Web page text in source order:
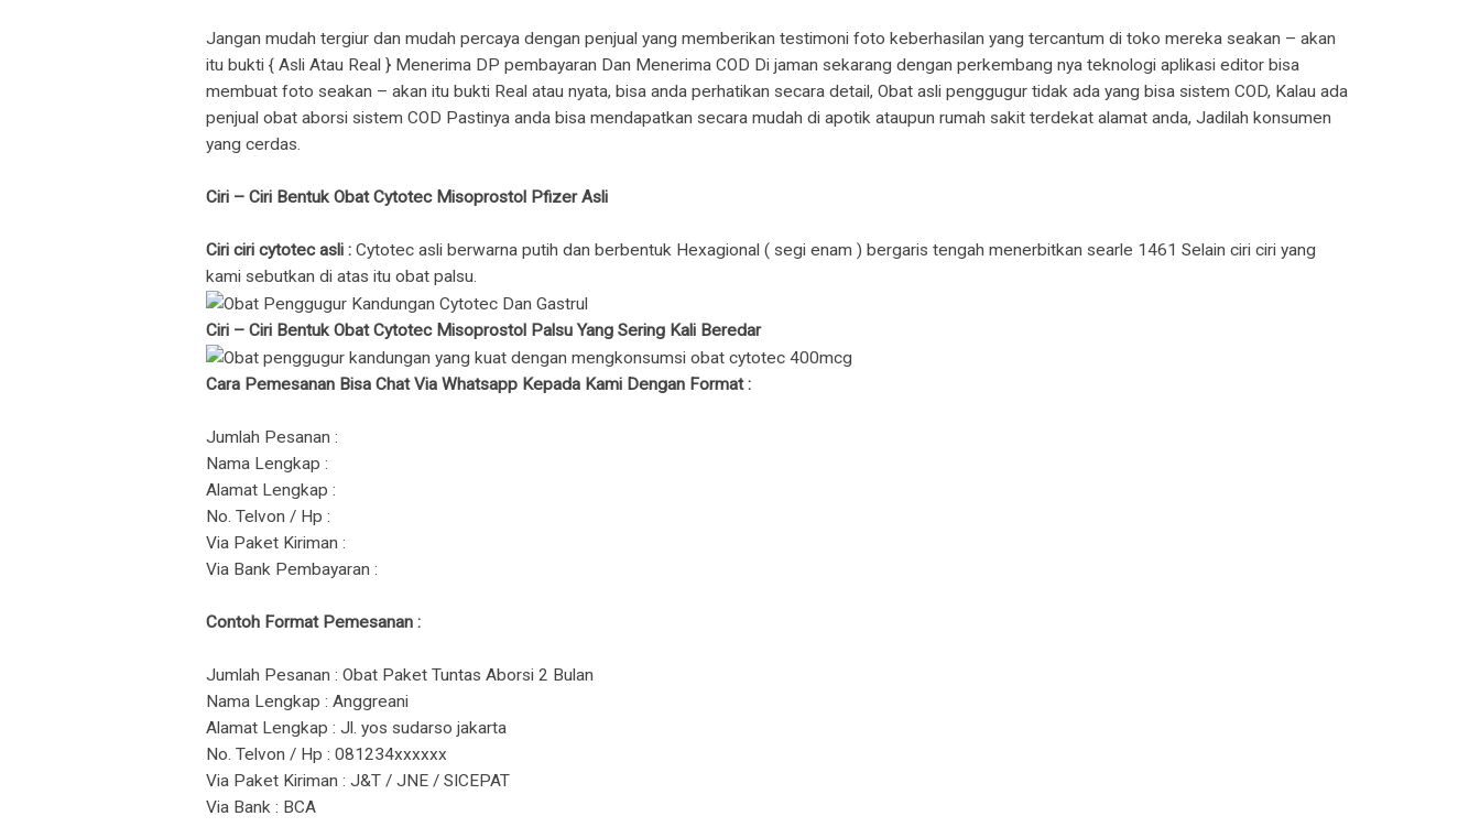
Jangan mudah tergiur dan mudah percaya dengan penjual yang memberikan testimoni foto keberhasilan yang tercantum di toko mereka seakan – akan
itu bukti { Asli Atau Real } Menerima DP pembayaran Dan Menerima COD Di jaman sekarang dengan perkembang nya teknologi aplikasi editor bisa
membuat foto seakan – akan itu bukti Real atau nyata, bisa anda perhatikan secara detail, Obat asli penggugur tidak ada yang bisa sistem COD, Kalau ada
penjual obat aborsi sistem COD Pastinya anda bisa mendapatkan secara mudah di apotik ataupun rumah sakit terdekat alamat anda, Jadilah konsumen
yang cerdas.
Ciri – Ciri Bentuk Obat Cytotec Misoprostol Pfizer Asli
Ciri ciri cytotec asli : Cytotec asli berwarna putih dan berbentuk Hexagional ( segi enam ) bergaris tengah menerbitkan searle 1461 Selain ciri ciri yang
kami sebutkan di atas itu obat palsu.
Ciri – Ciri Bentuk Obat Cytotec Misoprostol Palsu Yang Sering Kali Beredar
Cara Pemesanan Bisa Chat Via Whatsapp Kepada Kami Dengan Format :
Jumlah Pesanan :
Nama Lengkap :
Alamat Lengkap :
No. Telvon / Hp :
Via Paket Kiriman :
Via Bank Pembayaran :
Contoh Format Pemesanan :
Jumlah Pesanan : Obat Paket Tuntas Aborsi 2 Bulan
Nama Lengkap : Anggreani
Alamat Lengkap : Jl. yos sudarso jakarta
No. Telvon / Hp : 081234xxxxxx
Via Paket Kiriman : J&T / JNE / SICEPAT
Via Bank : BCA